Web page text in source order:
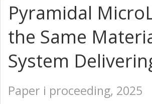
Pyramidal
the Same
System
Paper i proceeding, 2025